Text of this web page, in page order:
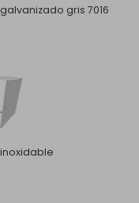
gris 7016